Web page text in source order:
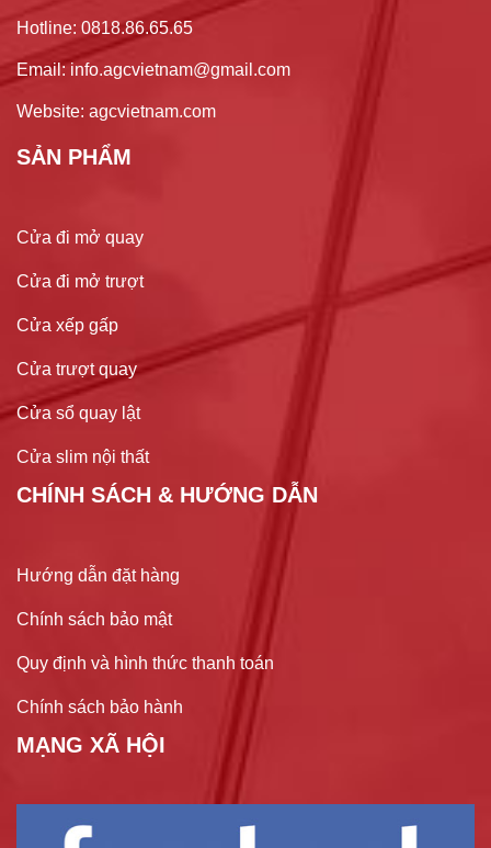
Hotline: 0818.86.65.65
Email: info.agcvietnam@gmail.com
Website: agcvietnam.com
SẢN PHẨM
Cửa đi mở quay
Cửa đi mở trượt
Cửa xếp gấp
Cửa trượt quay
Cửa sổ quay lật
Cửa slim nội thất
CHÍNH SÁCH & HƯỚNG DẪN
Hướng dẫn đặt hàng
Chính sách bảo mật
Quy định và hình thức thanh toán
Chính sách bảo hành
MẠNG XÃ HỘI